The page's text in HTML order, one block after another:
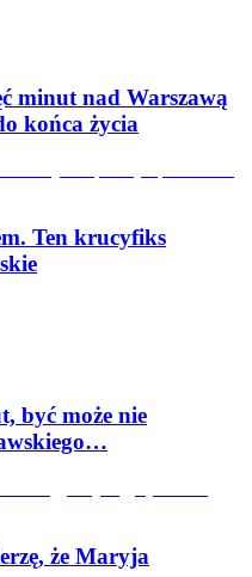
minut nad Warszawą
końca życia
Ten krucyfiks
być może nie
że Maryja